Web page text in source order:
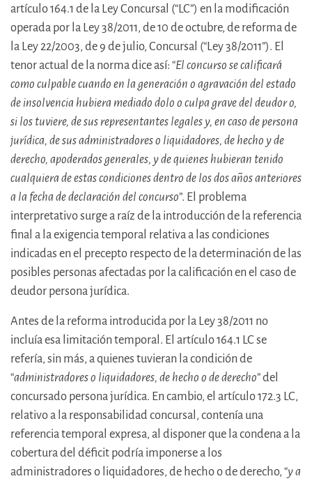
artículo 164.1 de la Ley Concursal (“LC”) en la modificación
operada por la Ley 38/2011, de 10 de octubre, de reforma de
la Ley 22/2003, de 9 de julio, Concursal (“Ley 38/2011”). El
tenor actual de la norma dice así: “El concurso se calificará
como culpable cuando en la generación o agravación del estado
de insolvencia hubiera mediado dolo o culpa grave del deudor o,
si los tuviere, de sus representantes legales y, en caso de persona
jurídica, de sus administradores o liquidadores, de hecho y de
derecho, apoderados generales, y de quienes hubieran tenido
cualquiera de estas condiciones dentro de los dos años anteriores
a la fecha de declaración del concurso”. El problema
interpretativo surge a raíz de la introducción de la referencia
final a la exigencia temporal relativa a las condiciones
indicadas en el precepto respecto de la determinación de las
posibles personas afectadas por la calificación en el caso de
deudor persona jurídica.
Antes de la reforma introducida por la Ley 38/2011 no
incluía esa limitación temporal. El artículo 164.1 LC se
refería, sin más, a quienes tuvieran la condición de
“administradores o liquidadores, de hecho o de derecho” del
concursado persona jurídica. En cambio, el artículo 172.3 LC,
relativo a la responsabilidad concursal, contenía una
referencia temporal expresa, al disponer que la condena a la
cobertura del déficit podría imponerse a los
administradores o liquidadores, de hecho o de derecho, “y a